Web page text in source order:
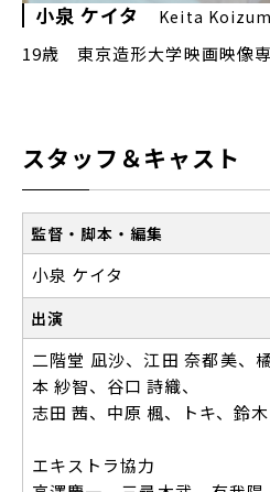
小泉 ケイタ Keita Koizum
19歳 東京造形大学映画映像
スタッフ＆キャスト
監督・脚本・編集
小泉 ケイタ
出演
二階堂 凪沙、江田 奈都美、
本 紗智、谷口 詩織、
志田 茜、中原 楓、トキ、鈴
エキストラ協力